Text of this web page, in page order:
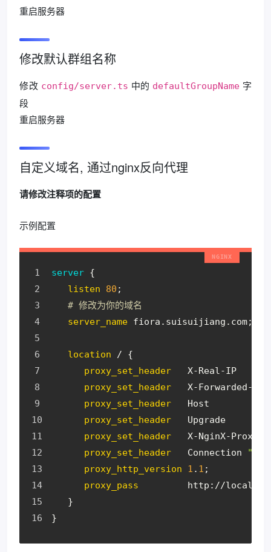
重启服务器
修改默认群组名称
修改 config/server.ts 中的 defaultGroupName 字
段
重启服务器
自定义域名, 通过nginx反向代理
请修改注释项的配置
示例配置
server {
listen
80 ;
# 修改为你的域名
server_name fiora.suisuijiang.com;
location / {
proxy_set_header
X-Real-
proxy_set_header
X-Forwarded-
proxy_set_header
proxy_set_header
proxy_set_header
X-NginX-
proxy_set_header
   Connection
proxy_http_version
1 . 1 ;
proxy_pass
http://
   }
}